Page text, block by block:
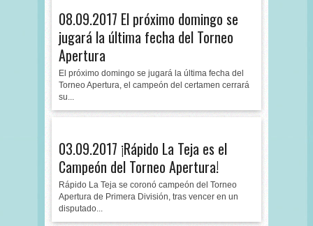
08.09.2017 El próximo domingo se
jugará la última fecha del Torneo
Apertura
El próximo domingo se jugará la última fecha del
Torneo Apertura, el campeón del certamen cerrará
su...
03.09.2017 ¡Rápido La Teja es el
Campeón del Torneo Apertura!
Rápido La Teja se coronó campeón del Torneo
Apertura de Primera División, tras vencer en un
disputado...